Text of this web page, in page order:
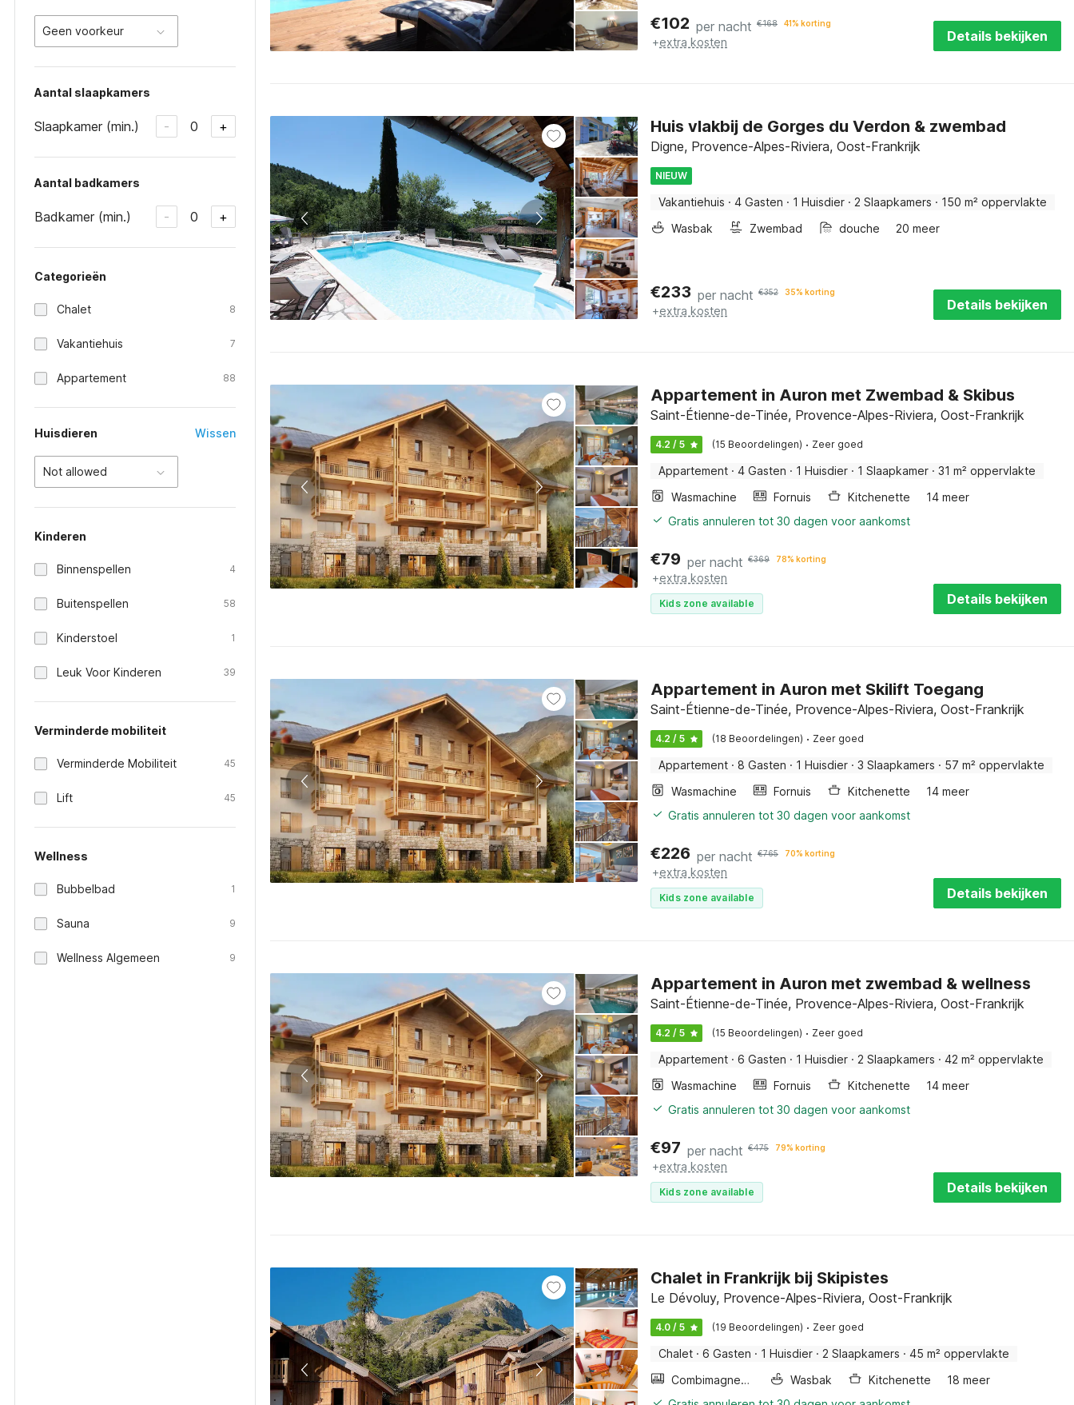
Geen voorkeur
Aantal slaapkamers
Slaapkamer (min.) - 0 +
Aantal badkamers
Badkamer (min.) - 0 +
Categorieën
Chalet 8
Vakantiehuis 7
Appartement 88
Huisdieren Wissen
Not allowed
Kinderen
Binnenspellen 4
Buitenspellen 58
Kinderstoel 1
Leuk Voor Kinderen 39
Verminderde mobiliteit
Verminderde Mobiliteit 45
Lift 45
Wellness
Bubbelbad 1
Sauna 9
Wellness Algemeen 9
€102 per nacht €168 41% korting
+extra kosten Details bekijken
Huis vlakbij de Gorges du Verdon & zwembad
Digne, Provence-Alpes-Riviera, Oost-Frankrijk
NIEUW
Vakantiehuis · 4 Gasten · 1 Huisdier · 2 Slaapkamers · 150 m² oppervlakte
Wasbak
Zwembad douche 20 meer
€233 per nacht €352 35% korting
+extra kosten Details bekijken
Appartement in Auron met Zwembad & Skibus
Saint-Étienne-de-Tinée, Provence-Alpes-Riviera, Oost-Frankrijk
4.2 / 5 (15 Beoordelingen) · Zeer goed
Appartement · 4 Gasten · 1 Huisdier · 1 Slaapkamer · 31 m² oppervlakte
Wasmachine
Fornuis Kitchenette
14 meer
Gratis annuleren tot 30 dagen voor aankomst
€79 per nacht €369 78% korting
+extra kosten
Kids zone available Details bekijken
Appartement in Auron met Skilift Toegang
Saint-Étienne-de-Tinée, Provence-Alpes-Riviera, Oost-Frankrijk
4.2 / 5 (18 Beoordelingen) · Zeer goed
Appartement · 8 Gasten · 1 Huisdier · 3 Slaapkamers · 57 m² oppervlakte
Wasmachine
Fornuis Kitchenette
14 meer
Gratis annuleren tot 30 dagen voor aankomst
€226 per nacht €765 70% korting
+extra kosten
Kids zone available Details bekijken
Appartement in Auron met zwembad & wellness
Saint-Étienne-de-Tinée, Provence-Alpes-Riviera, Oost-Frankrijk
4.2 / 5 (15 Beoordelingen) · Zeer goed
Appartement · 6 Gasten · 1 Huisdier · 2 Slaapkamers · 42 m² oppervlakte
Wasmachine
Fornuis Kitchenette
14 meer
Gratis annuleren tot 30 dagen voor aankomst
€97 per nacht €475 79% korting
+extra kosten
Kids zone available Details bekijken
Chalet in Frankrijk bij Skipistes
Le Dévoluy, Provence-Alpes-Riviera, Oost-Frankrijk
4.0 / 5 (19 Beoordelingen) · Zeer goed
Chalet · 6 Gasten · 1 Huisdier · 2 Slaapkamers · 45 m² oppervlakte
Combimagnetron
Wasbak Kitchenette
18 meer